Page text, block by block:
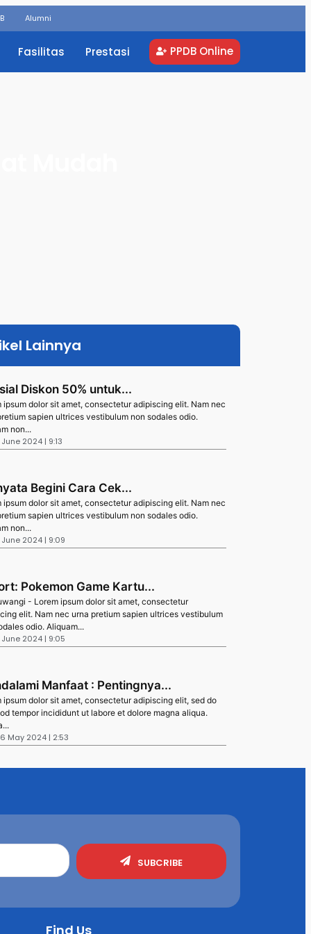
Alumni
Fasilitas Prestasi PPDB Online
Lainnya
Diskon 50% untuk...
ipsum dolor sit amet, consectetur adipiscing elit. Nam nec
sapien ultrices vestibulum non sodales odio.
non...
June 2024 | 9:13
Begini Cara Cek...
ipsum dolor sit amet, consectetur adipiscing elit. Nam nec
sapien ultrices vestibulum non sodales odio.
non...
June 2024 | 9:09
Pokemon Game Kartu...
- Lorem ipsum dolor sit amet, consectetur
elit. Nam nec urna pretium sapien ultrices vestibulum
odio. Aliquam...
June 2024 | 9:05
Manfaat : Pentingnya...
ipsum dolor sit amet, consectetur adipiscing elit, sed do
tempor incididunt ut labore et dolore magna aliqua.
May 2024 | 2:53
SUBCRIBE
Find Us